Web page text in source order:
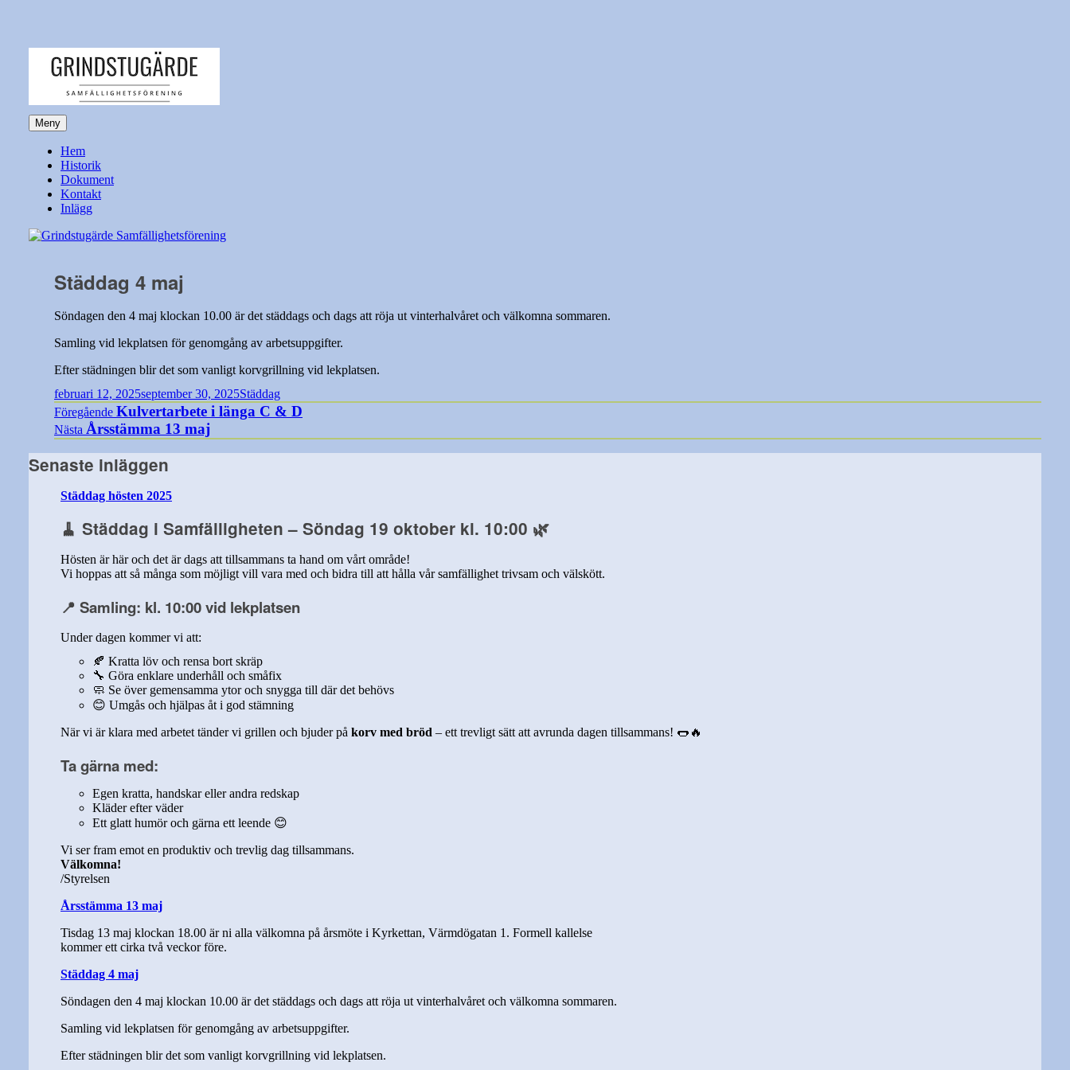
innehåll
Grindstugärde Samfällighetsförening
Meny
Hem
Historik
Dokument
Kontakt
Inlägg
Städdag 4 maj
Söndagen den 4 maj klockan 10.00 är det städdags och dags att röja ut vinterhalvåret och välkomna sommaren.
Samling vid lekplatsen för genomgång av arbetsuppgifter.
Efter städningen blir det som vanligt korvgrillning vid lekplatsen.
Publicerat
den
februari 12, 2025september 30, 2025Kategorier
Städdag
Inläggsnavigering
Föregående Föregående
inlägg:
Kulvertarbete i länga C & D
Nästa Nästa
inlägg:
Årsstämma 13 maj
Senaste inläggen
Städdag hösten 2025
🧹 Städdag i Samfälligheten – Söndag 19 oktober kl. 10:00 🌿
Hösten är här och det är dags att tillsammans ta hand om vårt område!
Vi hoppas att så många som möjligt vill vara med och bidra till att hålla vår samfällighet trivsam och välskött.
📍 Samling: kl. 10:00 vid lekplatsen
Under dagen kommer vi att:
🍂 Kratta löv och rensa bort skräp
🔧 Göra enklare underhåll och småfix
🧼 Se över gemensamma ytor och snygga till där det behövs
😊 Umgås och hjälpas åt i god stämning
När vi är klara med arbetet tänder vi grillen och bjuder på korv med bröd – ett trevligt sätt att avrunda dagen tillsammans! 🌭🔥
Ta gärna med:
Egen kratta, handskar eller andra redskap
Kläder efter väder
Ett glatt humör och gärna ett leende 😊
Vi ser fram emot en produktiv och trevlig dag tillsammans.
Välkomna!
/Styrelsen
Årsstämma 13 maj
Tisdag 13 maj klockan 18.00 är ni alla välkomna på årsmöte i Kyrkettan, Värmdögatan 1. Formell kallelse
kommer ett cirka två veckor före.
Städdag 4 maj
Söndagen den 4 maj klockan 10.00 är det städdags och dags att röja ut vinterhalvåret och välkomna sommaren.
Samling vid lekplatsen för genomgång av arbetsuppgifter.
Efter städningen blir det som vanligt korvgrillning vid lekplatsen.